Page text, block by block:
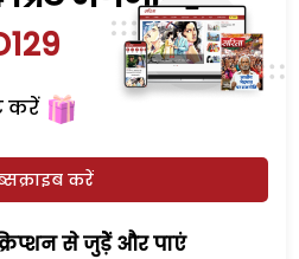
करें
करें
से जुड़ेें और पाएं